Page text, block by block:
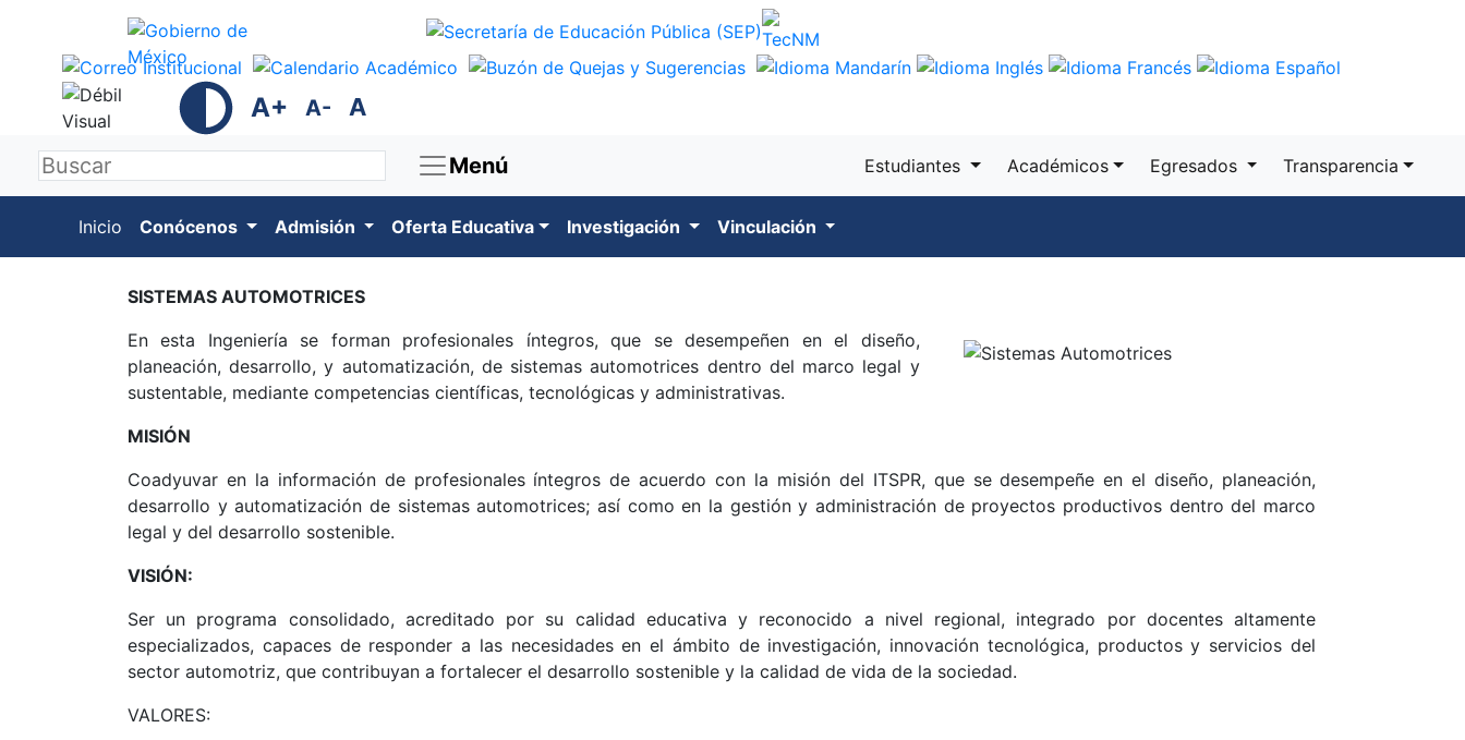
A+ A- A
Menú Estudiantes Académicos Egresados Transparencia
Inicio Conócenos Admisión Oferta Educativa Investigación Vinculación
SISTEMAS AUTOMOTRICES
En esta Ingeniería se forman profesionales íntegros, que se desempeñen en el diseño,
planeación, desarrollo, y automatización, de sistemas automotrices dentro del marco legal y
sustentable, mediante competencias científicas, tecnológicas y administrativas.
MISIÓN
Coadyuvar en la información de profesionales íntegros de acuerdo con la misión del ITSPR, que se desempeñe en el diseño, planeación,
desarrollo y automatización de sistemas automotrices; así como en la gestión y administración de proyectos productivos dentro del marco
legal y del desarrollo sostenible.
VISIÓN:
Ser un programa consolidado, acreditado por su calidad educativa y reconocido a nivel regional, integrado por docentes altamente
especializados, capaces de responder a las necesidades en el ámbito de investigación, innovación tecnológica, productos y servicios del
sector automotriz, que contribuyan a fortalecer el desarrollo sostenible y la calidad de vida de la sociedad.
VALORES: